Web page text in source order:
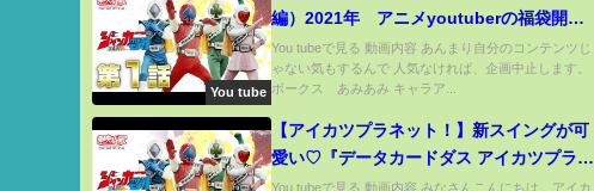
You tube
編）2021年 アニメyoutuberの福袋開封
について
You tubeで見る 動画内容 あんまり自分のコンテンツじ
ゃない気もするんで 人気なければ、企画中止します。
ボークス あみあみ キャラア...
【アイカツプラネット！】新スイングが可
愛い♡『データカードダス アイカツプラネ
ット！３弾』対決！【前半】
You tubeで見る 動画内容 みなさんこんにちは、アイカ